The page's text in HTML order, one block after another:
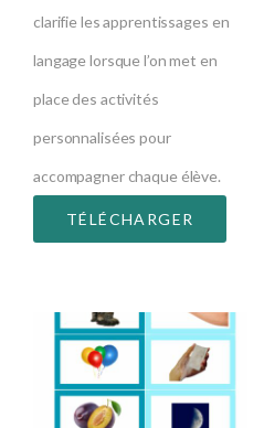
clarifie les apprentissages en
langage lorsque l’on met en
place des activités
personnalisées pour
accompagner chaque élève.
TÉLÉCHARGER